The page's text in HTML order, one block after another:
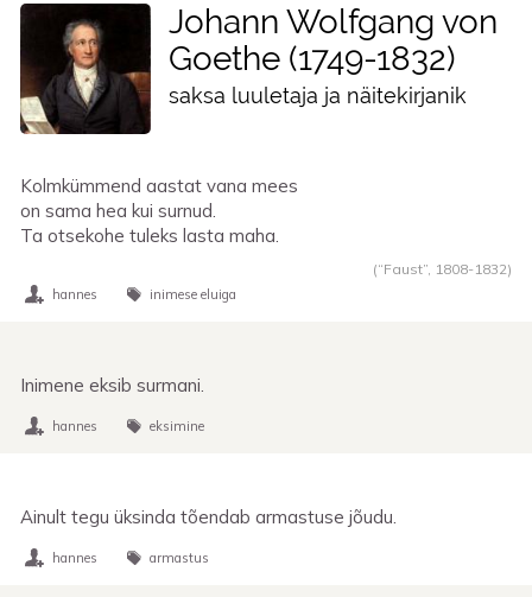
Johann Wolfgang von
Goethe 1749-1832
saksa luuletaja ja näitekirjanik
Kolmkümmend aastat vana mees
on sama hea kui surnud.
Ta otsekohe tuleks lasta maha.
(“Faust”, 1808- 1832)
hannes inimese eluiga
Inimene eksib surmani.
hannes eksimine
Ainult tegu üksinda tõendab armastuse jõudu.
hannes armastus